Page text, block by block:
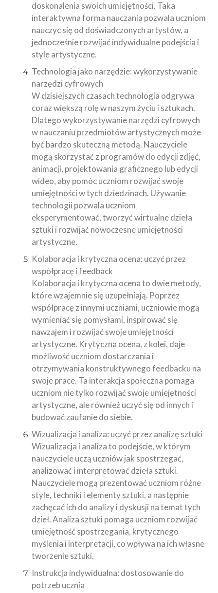
doskonalenia swoich umiejętności. Taka
interaktywna forma nauczania pozwala uczniom
nauczyc się od doświadczonych artystów, a
jednocześnie rozwijać indywidualne podejścia i
style artystyczne.
Technologia jako narzędzie: wykorzystywanie
narzędzi cyfrowych
W dzisiejszych czasach technologia odgrywa
coraz większą rolę w naszym życiu i sztukach.
Dlatego wykorzystywanie narzędzi cyfrowych
w nauczaniu przedmiotów artystycznych może
być bardzo skuteczną metodą. Nauczyciele
mogą skorzystać z programów do edycji zdjęć,
animacji, projektowania graficznego lub edycji
wideo, aby pomóc uczniom rozwijać swoje
umiejętności w tych dziedzinach. Używanie
technologii pozwala uczniom
eksperymentować, tworzyć wirtualne dzieła
sztuki i rozwijać nowoczesne umiejętności
artystyczne.
Kolaboracja i krytyczna ocena: uczyć przez
współpracę i feedback
Kolaboracja i krytyczna ocena to dwie metody,
które wzajemnie się uzupełniają. Poprzez
współpracę z innymi uczniami, uczniowie mogą
wymieniać się pomysłami, inspirować się
nawzajem i rozwijać swoje umiejętności
artystyczne. Krytyczna ocena, z kolei, daje
możliwość uczniom dostarczania i
otrzymywania konstruktywnego feedbacku na
swoje prace. Ta interakcja społeczna pomaga
uczniom nie tylko rozwijać swoje umiejętności
artystyczne, ale również uczyć się od innych i
budować zaufanie do siebie.
Wizualizacja i analiza: uczyć przez analizę sztuki
Wizualizacja i analiza to podejście, w którym
nauczyciele uczą uczniów jak spostrzegać,
analizować i interpretować dzieła sztuki.
Nauczyciele mogą prezentować uczniom różne
style, techniki i elementy sztuki, a następnie
zachęcać ich do analizy i dyskusji na temat tych
dzieł. Analiza sztuki pomaga uczniom rozwijać
umiejętność spostrzegania, krytycznego
myślenia i interpretacji, co wpływa na ich własne
tworzenie sztuki.
Instrukcja indywidualna: dostosowanie do
potrzeb ucznia